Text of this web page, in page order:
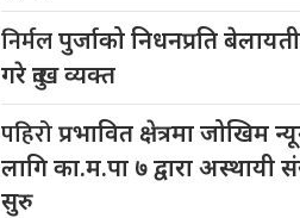
निर्मलपुर्जाको निधनप्रति
गरे दुःख व्यक्त
पहिरोप्रभावित क्षेत्रमा जोखिम
लागि का.म.पा ७ द्वारा अस्थायी
सुरु